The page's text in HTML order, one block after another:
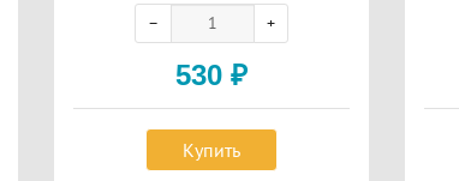
530₽
Купить